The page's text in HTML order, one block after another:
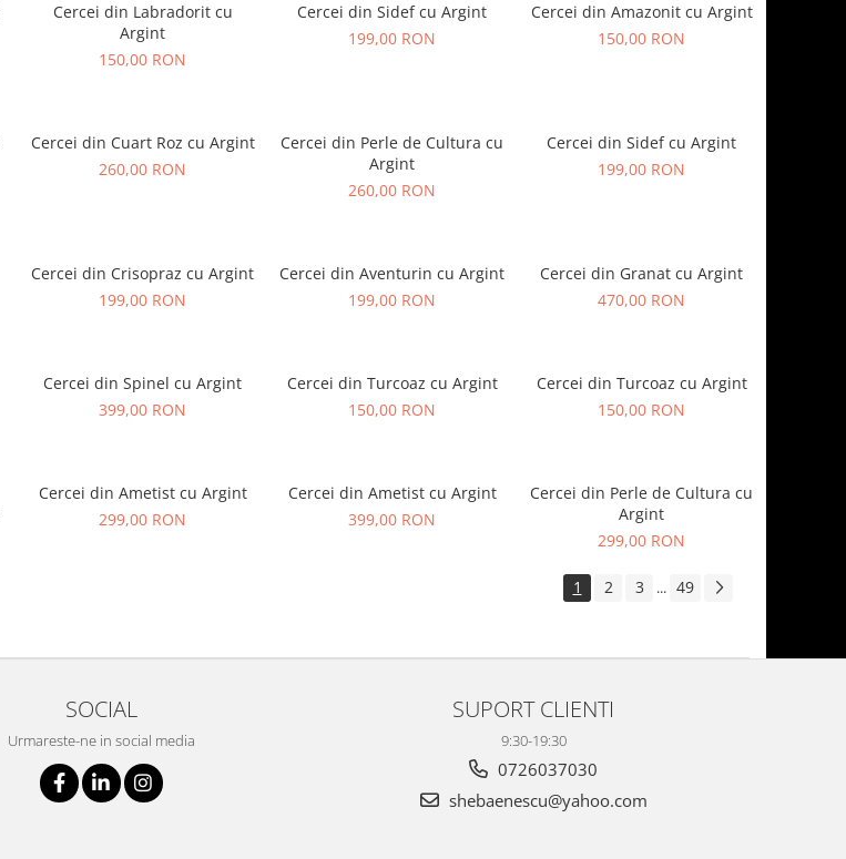
Cercei din Labradorit cu
Argint
150,00 RON
Cercei din Sidef cu Argint
199,00 RON
Cercei din Amazonit cu Argint
150,00 RON
Cercei din Cuart Roz cu Argint
260,00 RON
Cercei din Perle de Cultura cu
Argint
260,00 RON
Cercei din Sidef cu Argint
199,00 RON
Cercei din Crisopraz cu Argint
199,00 RON
Cercei din Aventurin cu Argint
199,00 RON
Cercei din Granat cu Argint
470,00 RON
Cercei din Spinel cu Argint
399,00 RON
Cercei din Turcoaz cu Argint
150,00 RON
Cercei din Turcoaz cu Argint
150,00 RON
Cercei din Ametist cu Argint
299,00 RON
Cercei din Ametist cu Argint
399,00 RON
Cercei din Perle de Cultura cu
Argint
299,00 RON
1 2 3 ... 49
SOCIAL
Urmareste-ne in social media
SUPORT CLIENTI
9:30-19:30
0726037030
shebaenescu@yahoo.com